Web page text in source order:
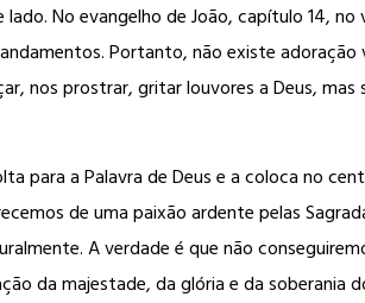
No evangelho de João, capítulo 14, no
Portanto, não existe
nos prostrar, gritar louvores a Deus,
para a Palavra de Deus e a coloca no
de uma paixão ardente pelas
A verdade é que não
da majestade, da glória e da soberania